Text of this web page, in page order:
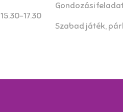
15.30-17.30
Gondozási
Szabad játék,